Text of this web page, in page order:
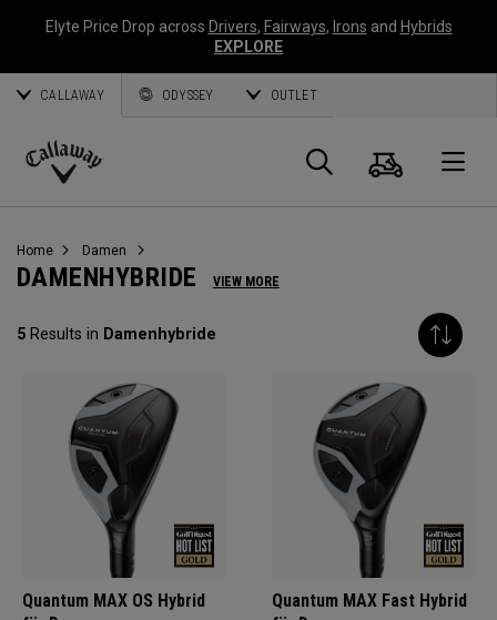
Elyte Price Drop across Drivers, Fairways, Irons and Hybrids
EXPLORE
CALLAWAY ODYSSEY OUTLET
Callaway
Suche
Home Damen
DAMENHYBRIDE VIEW MORE
5 Results in Damenhybride
Quantum MAX OS Hybrid
Quantum MAX Fast Hybrid